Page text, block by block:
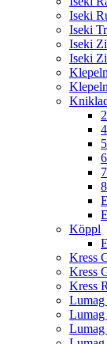
Iseki
Iseki
Iseki
Iseki
Köppl
Kress
Kress
Kress
Lumag
Lumag